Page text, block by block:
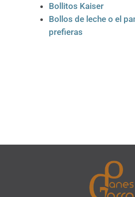
Bollitos Kaiser
Bollos de leche o el
prefieras